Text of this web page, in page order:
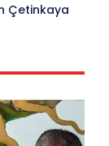
Çetinkaya